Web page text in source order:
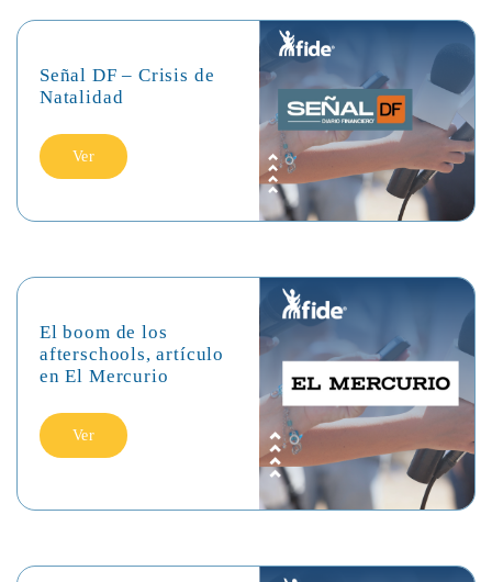
Señal DF – Crisis de
Natalidad
Ver
El boom de los
afterschools, artículo
en El Mercurio
Ver